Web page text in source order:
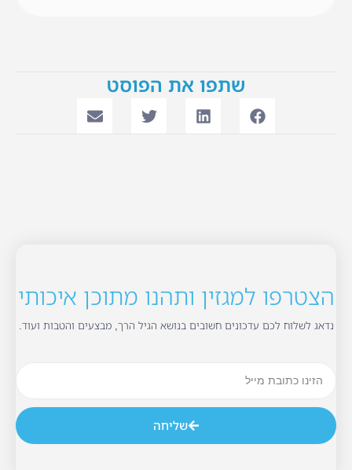
שתפו את הפוסט
הצטרפו למגזין ותהנו מתוכן איכותי
נדאג לשלוח לכם עדכונים חשובים בנושא הגיל הרך, מבצעים והטבות ועוד.
שליחה